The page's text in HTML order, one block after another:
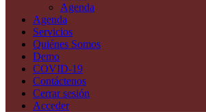
Agenda
Agenda
Servicios
Quiénes Somos
Demo
COVID-19
Contáctenos
Cerrar sesión
Acceder